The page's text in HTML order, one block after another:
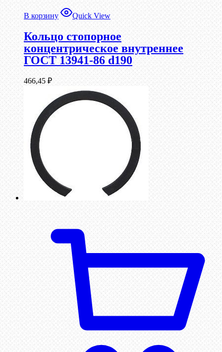
В корзину Quick View
Кольцо стопорное
концентрическое внутреннее
ГОСТ 13941-86 d190
466,45 ₽